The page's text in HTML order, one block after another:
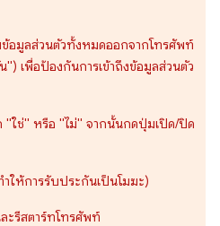
อมูลส่วนตัวทั้งหมดออกจากโทรศัพท์
") เพื่อป้องกันการเข้าถึงข้อมูลส่วนตัว
"ใช่" หรือ "ไม่" จากนั้นกดปุ่มเปิด/ปิด
ห้การรับประกันเป็นโมฆะ)
รีสตาร์ทโทรศัพท์